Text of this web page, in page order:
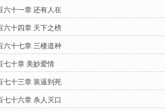
六十一章 还有人在
六十四章 天下之榜
六十七章 三楼道种
七十章 美妙爱情
七十三章 装逼到死
七十六章 杀人灭口